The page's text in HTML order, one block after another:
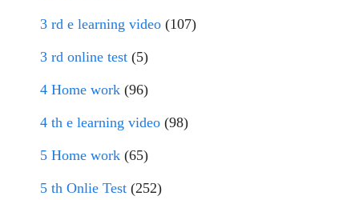
3 rd e learning video (107)
3 rd online test (5)
4 Home work (96)
4 th e learning video (98)
5 Home work (65)
5 th Onlie Test (252)